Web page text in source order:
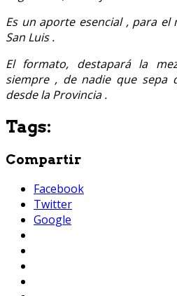
Es un aporte esencial , para
San Luis .
El formato, destapará la
siempre , de nadie que sepa
desde la Provincia .
Tags:
Compartir
Facebook
Twitter
Google